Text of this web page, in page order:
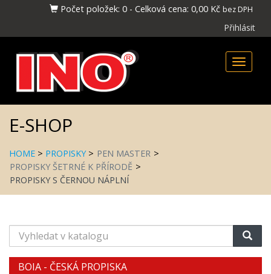
Počet položek: 0 - Celková cena: 0,00 Kč bez DPH
Přihlásit
Toggle
E-SHOP
HOME > PROPISKY> PEN MASTER >
PROPISKY ŠETRNÉ K PŘÍRODĚ >
PROPISKY S ČERNOU NÁPLNÍ
Vyhledat
v
katalogu
BOIA - ČESKÁ PROPISKA